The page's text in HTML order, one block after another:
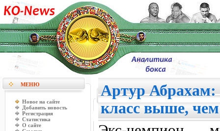
МЕНЮ
Новое на сайте
Добавить новость
Регистрация
Статистика
О сайте
Артур Абрахам:
класс выше,